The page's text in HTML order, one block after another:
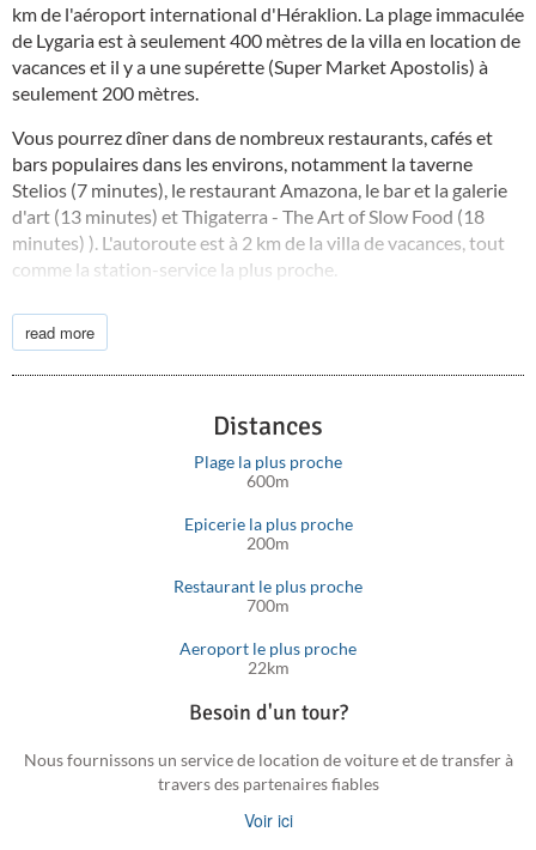
km de l'aéroport international d'Héraklion. La plage immaculée
de Lygaria est à seulement 400 mètres de la villa en location de
vacances et il y a une supérette (Super Market Apostolis) à
seulement 200 mètres.
Vous pourrez dîner dans de nombreux restaurants, cafés et
bars populaires dans les environs, notamment la taverne
Stelios (7 minutes), le restaurant Amazona, le bar et la galerie
d'art (13 minutes) et Thigaterra - The Art of Slow Food (18
minutes) ). L'autoroute est à 2 km de la villa de vacances, tout
comme la station-service la plus proche.
L'hôpital le plus proche est l'hôpital universitaire d'Héraklion
(20 km) et il y a des commodités, notamment des magasins, des
read more
Distances
Plage la plus proche
600m
Epicerie la plus proche
200m
Restaurant le plus proche
700m
Aeroport le plus proche
22km
Besoin d'un tour?
Nous fournissons un service de location de voiture et de transfer à
travers des partenaires fiables
Voir ici